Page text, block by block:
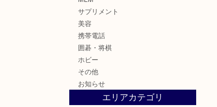
サプリメント
美容
携帯電話
囲碁・将棋
ホビー
その他
お知らせ
エリアカテゴリ